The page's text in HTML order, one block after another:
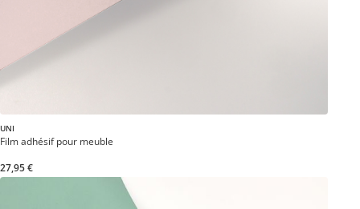
UNI
Film adhésif pour meuble
27,95 €